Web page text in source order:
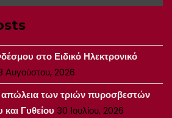
στο Ειδικό Ηλεκτρονικό
Αυγούστου, 2026
απώλεια των τριών πυροσβεστών
Γυθείου 30 Ιουλίου, 2026